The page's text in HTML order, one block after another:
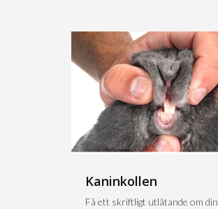
Kaninkollen
Få ett skriftligt utlåtande om din